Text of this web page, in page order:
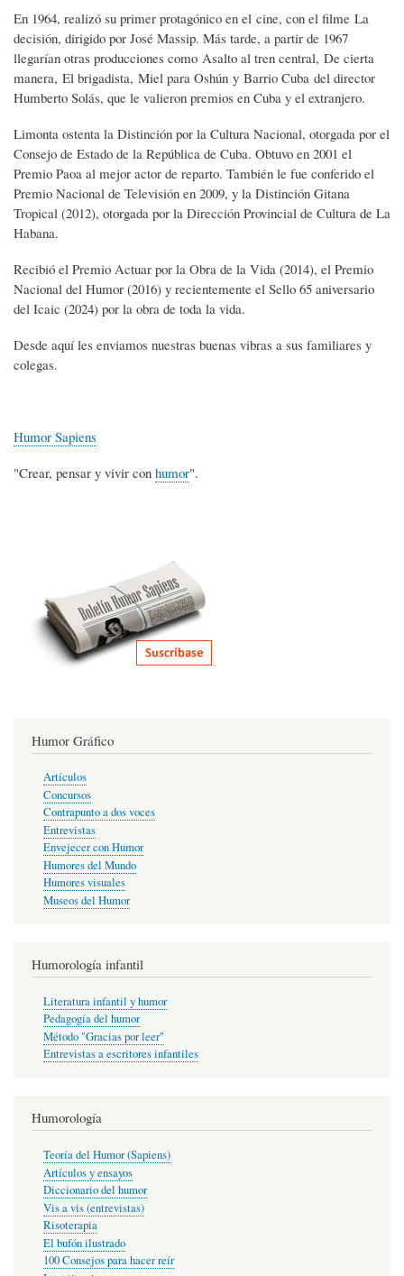
En 1964, realizó su primer protagónico en el cine, con el filme La
decisión, dirigido por José Massip. Más tarde, a partir de 1967
llegarían otras producciones como Asalto al tren central, De cierta
manera, El brigadista, Miel para Oshún y Barrio Cuba del director
Humberto Solás, que le valieron premios en Cuba y el extranjero.
Limonta ostenta la Distinción por la Cultura Nacional, otorgada por el
Consejo de Estado de la República de Cuba. Obtuvo en 2001 el
Premio Paoa al mejor actor de reparto. También le fue conferido el
Premio Nacional de Televisión en 2009, y la Distinción Gitana
Tropical (2012), otorgada por la Dirección Provincial de Cultura de La
Habana.
Recibió el Premio Actuar por la Obra de la Vida (2014), el Premio
Nacional del Humor (2016) y recientemente el Sello 65 aniversario
del Icaic (2024) por la obra de toda la vida.
Desde aquí les enviamos nuestras buenas vibras a sus familiares y
colegas.
Humor Sapiens
"Crear, pensar y vivir con humor".
Humor Gráfico
Artículos
Concursos
Contrapunto a dos voces
Entrevistas
Envejecer con Humor
Humores del Mundo
Humores visuales
Museos del Humor
Humorología infantil
Literatura infantil y humor
Pedagogía del humor
Método "Gracias por leer"
Entrevistas a escritores infantiles
Humorología
Teoría del Humor (Sapiens)
Artículos y ensayos
Diccionario del humor
Vis a vis (entrevistas)
Risoterapia
El bufón ilustrado
100 Consejos para hacer reír